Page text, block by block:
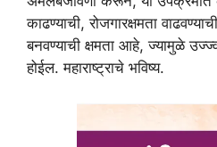
काढण्याची, रोजगारक्षमता
बनवण्याची क्षमता आहे, ज्यामुळे
होईल. महाराष्ट्राचे भविष्य.